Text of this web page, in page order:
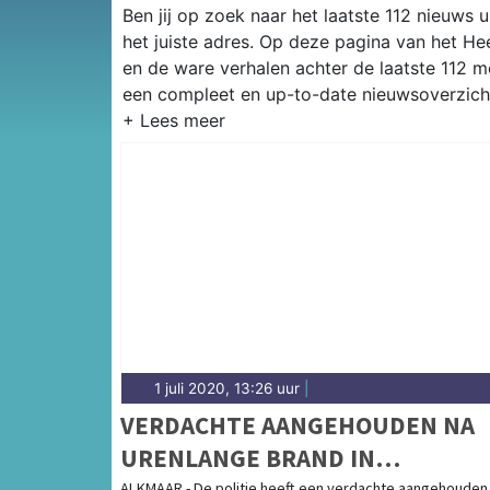
Ben jij op zoek naar het laatste 112 nieuws
het juiste adres. Op deze pagina van het
en de ware verhalen achter de laatste 112
een compleet en up-to-date
Wil je meer weten over alle 112
nu gaat om 112 meldingen uit de regio
andere 112 hulpdiensten, maakt voor ons
alle 112 meldingen uit Heerhugowaard en
Naast het nieuws over 112 meldingen
Want jij wil toch ook weten wanneer en
Heerhugowaard plaatsvindt? En waarom
N242? Vanzelfsprekend wil je op de
1 juli 2020, 13:26 uur
VERDACHTE AANGEHOUDEN NA
URENLANGE BRAND IN